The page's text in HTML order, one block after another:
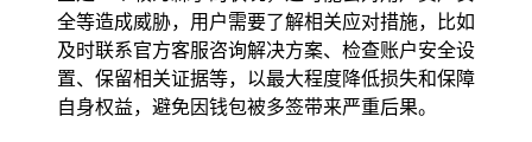
全等造成威胁，用户需要了解相关应对措施，比如
及时联系官方客服咨询解决方案、检查账户安全设
置、保留相关证据等，以最大程度降低损失和保障
自身权益，避免因钱包被多签带来严重后果。